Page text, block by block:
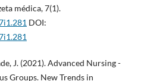
médica, 7(1).
DOI:
J. (2021). Advanced Nursing -
Groups. New Trends in